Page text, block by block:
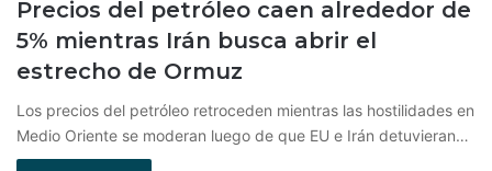
Precios del petróleo caen alrededor de
5% mientras Irán busca abrir el
estrecho de Ormuz
Los precios del petróleo retroceden mientras las hostilidades en
Medio Oriente se moderan luego de que EU e Irán detuvieran…